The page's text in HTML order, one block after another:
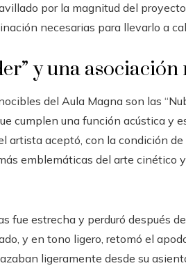
por la magnitud del
necesarias para llevarlo a
y una
del Aula Magna son las
cumplen una función acústica y
artista aceptó, con la condición
emblemáticas del arte cinético
fue estrecha y perduró después
y en tono ligero, retomó el
ligeramente desde su